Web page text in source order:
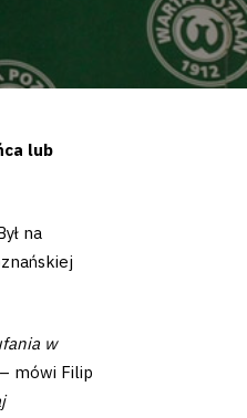
lub
na
w
mówi Filip